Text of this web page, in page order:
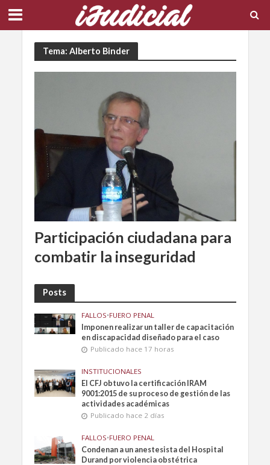
Tema: Alberto Binder
Participación ciudadana para
combatir la inseguridad
Posts
FALLOS•FUERO PENAL
Imponen realizar un taller de capacitación
en discapacidad diseñado para el caso
Publicado hace 17 horas
INSTITUCIONALES
El CFJ obtuvo la certificación IRAM
9001:2015 de su proceso de gestión de las
actividades académicas
Publicado hace 2 días
FALLOS•FUERO PENAL
Condenan a un anestesista del Hospital
Durand por violencia obstétrica